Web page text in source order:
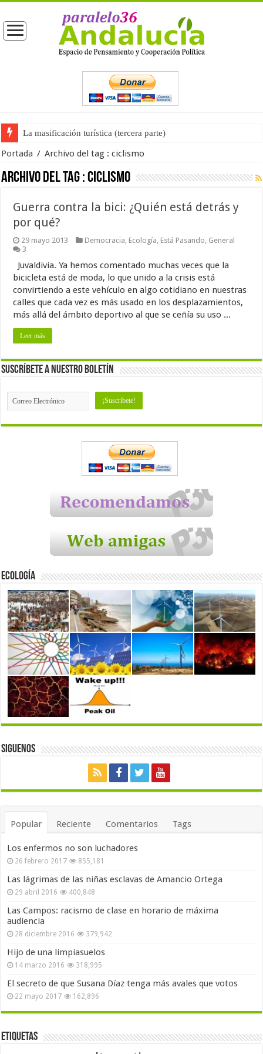
La masificación turística (tercera parte)
Portada / Archivo del tag :ciclismo
Archivo del tag :ciclismo
Guerra contra la bici: ¿Quién está detrás y
por qué?
29 mayo 2013 Democracia, Ecología, Está Pasando, General
3
Juvaldivia. Ya hemos comentado muchas veces que la
bicicleta está de moda, lo que unido a la crisis está
convirtiendo a este vehículo en algo cotidiano en nuestras
calles que cada vez es más usado en los desplazamientos,
más allá del ámbito deportivo al que se ceñía su uso ...
Leer más
Suscríbete a nuestro Boletín
Ecología
Siguenos
Popular Reciente Comentarios Tags
Los enfermos no son luchadores
26 febrero 2017 855,181
Las lágrimas de las niñas esclavas de Amancio Ortega
29 abril 2016 400,848
Las Campos: racismo de clase en horario de máxima
audiencia
28 diciembre 2016 379,942
Hijo de una limpiasuelos
14 marzo 2016 318,995
El secreto de que Susana Díaz tenga más avales que votos
22 mayo 2017 162,896
Etiquetas